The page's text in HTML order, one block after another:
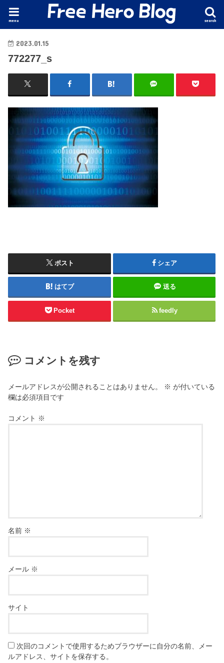
search
menu
2023.01.15
772277_s
ポスト シェア
はてブ 送る
Pocket feedly
コメントを残す
メールアドレスが公開されることはありません。 ※ が付いている
欄は必須項目です
コメント ※
名前 ※
メール ※
サイト
次回のコメントで使用するためブラウザーに自分の名前、メー
ルアドレス、サイトを保存する。